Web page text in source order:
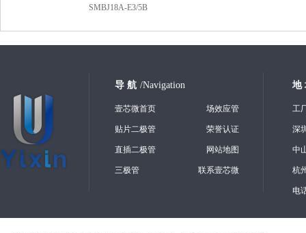
SMBJ18A-E3/5B
导 航 /Navigation
壹芯微首页 场效应管
贴片二极管 荣誉认证
直插二极管 网站地图
三极管 联系壹芯微
地
工
深
中
杭
电